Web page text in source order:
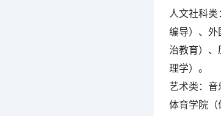
人文社科
编导）、
治教育）
理学）。
艺术类：
体育学院（